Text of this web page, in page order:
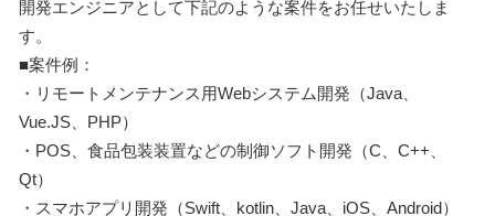
開発エンジニアとして下記のような案件をお任せいたしま
す。
■案件例：
・リモートメンテナンス用Webシステム開発（Java、
Vue.JS、PHP）
・POS、食品包装装置などの制御ソフト開発（C、C++、
Qt）
・スマホアプリ開発（Swift、kotlin、Java、iOS、Android）